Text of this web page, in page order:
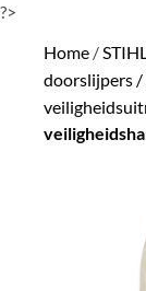
?>
Home /
doorslijpers /